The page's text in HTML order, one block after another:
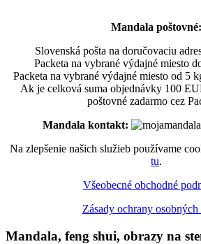
Mandala poštovné:
Slovenská pošta na doručovaciu
Packeta na vybrané výdajné miesto
Packeta na vybrané výdajné miesto od
Ak je celková suma objednávky 100
poštovné zadarmo cez
Mandala kontakt:
Na zlepšenie našich služieb používame
tu.
Všeobecné obchodné
Zásady ochrany
Mandala, feng shui, obrazy na